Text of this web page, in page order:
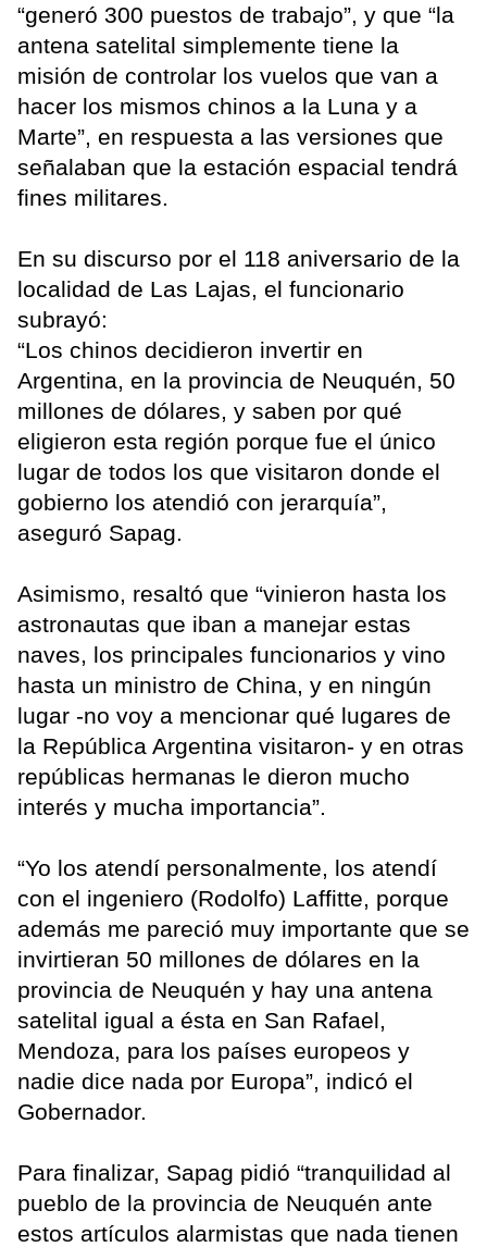
“generó 300 puestos de trabajo”, y que “la
antena satelital simplemente tiene la
misión de controlar los vuelos que van a
hacer los mismos chinos a la Luna y a
Marte”, en respuesta a las versiones que
señalaban que la estación espacial tendrá
fines militares.
En su discurso por el 118 aniversario de la
localidad de Las Lajas, el funcionario
subrayó:
“Los chinos decidieron invertir en
Argentina, en la provincia de Neuquén, 50
millones de dólares, y saben por qué
eligieron esta región porque fue el único
lugar de todos los que visitaron donde el
gobierno los atendió con jerarquía”,
aseguró Sapag.
Asimismo, resaltó que “vinieron hasta los
astronautas que iban a manejar estas
naves, los principales funcionarios y vino
hasta un ministro de China, y en ningún
lugar -no voy a mencionar qué lugares de
la República Argentina visitaron- y en otras
repúblicas hermanas le dieron mucho
interés y mucha importancia”.
“Yo los atendí personalmente, los atendí
con el ingeniero (Rodolfo) Laffitte, porque
además me pareció muy importante que se
invirtieran 50 millones de dólares en la
provincia de Neuquén y hay una antena
satelital igual a ésta en San Rafael,
Mendoza, para los países europeos y
nadie dice nada por Europa”, indicó el
Gobernador.
Para finalizar, Sapag pidió “tranquilidad al
pueblo de la provincia de Neuquén ante
estos artículos alarmistas que nada tienen